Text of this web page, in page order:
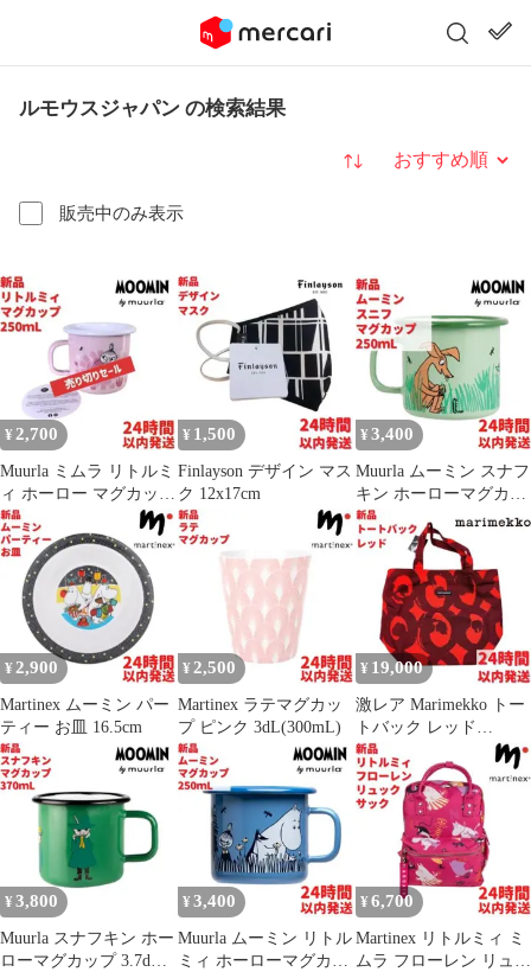
ルモウスジャパン の検索結果
販売中のみ表示
並び替え
¥ 2,700
Muurla ミムラ リトルミ
ィ ホーロー マグカップ
2.5dL(250mL)
¥ 1,500
Finlayson デザイン マス
ク 12x17cm
¥ 3,400
Muurla ムーミン スナフ
キン ホーローマグカッ
プ2.5dL (250mL)
¥ 2,900
Martinex ムーミン パー
ティー お皿 16.5cm
¥ 2,500
Martinex ラテマグカッ
プ ピンク 3dL(300mL)
¥ 19,000
激レア Marimekko トー
トバック レッド
43×30cm
¥ 3,800
Muurla スナフキン ホー
ローマグカップ 3.7dL
¥ 3,400
Muurla ムーミン リトル
ミィ ホーローマグカッ
¥ 6,700
Martinex リトルミィ ミ
ムラ フローレン リュッ